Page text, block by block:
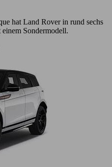
hat Land Rover in rund sechs
Sondermodell.